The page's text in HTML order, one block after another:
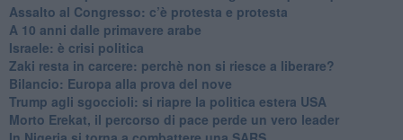
Assalto al Congresso: c’è protesta e protesta
A 10 anni dalle primavere arabe
Israele: è crisi politica
Zaki resta in carcere: perchè non si riesce a liberare?
Bilancio: Europa alla prova del nove
Trump agli sgoccioli: si riapre la politica estera USA
Morto Erekat, il percorso di pace perde un vero leader